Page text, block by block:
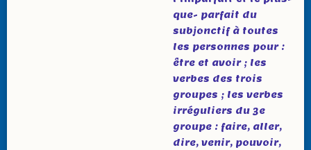
que- parfait du
subjonctif à toutes
les personnes pour :
être et avoir ; les
verbes des trois
groupes ; les verbes
irréguliers du 3e
groupe : faire, aller,
dire, venir, pouvoir,